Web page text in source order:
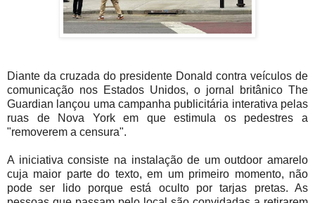
Diante da cruzada do presidente Donald contra veículos de
comunicação nos Estados Unidos, o jornal britânico The
Guardian lançou uma campanha publicitária interativa pelas
ruas de Nova York em que estimula os pedestres a
"removerem a censura".
A iniciativa consiste na instalação de um outdoor amarelo
cuja maior parte do texto, em um primeiro momento, não
pode ser lido porque está oculto por tarjas pretas. As